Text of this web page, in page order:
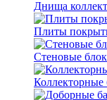
Днища
Плиты
Стеновые
Коллекторные